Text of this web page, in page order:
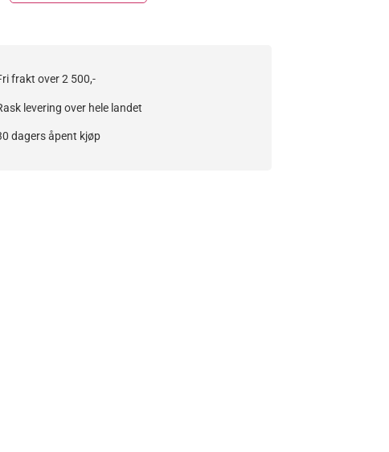
frakt over 2 500,-
levering over hele landet
dagers åpent kjøp